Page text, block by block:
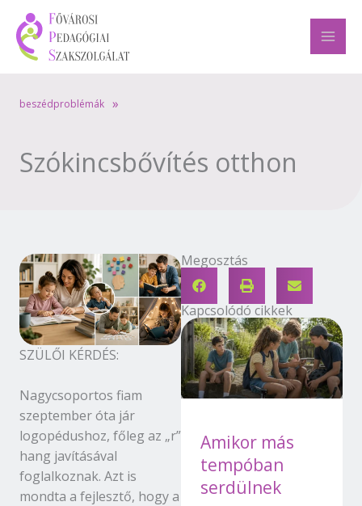
content
beszédproblémák »
Szókincsbővítés otthon
SZÜLŐI KÉRDÉS:
Nagycsoportos fiam
szeptember óta jár
logopédushoz, főleg az „r”
hang javításával
foglalkoznak. Azt is
mondta a fejlesztő, hogy a
Megosztás
Kapcsolódó cikkek
Amikor más
tempóban
serdülnek